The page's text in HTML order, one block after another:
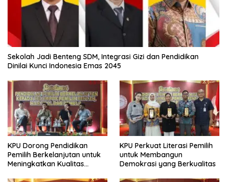
Sekolah Jadi Benteng SDM, Integrasi Gizi dan Pendidikan
Dinilai Kunci Indonesia Emas 2045
KPU Dorong Pendidikan
Pemilih Berkelanjutan untuk
Meningkatkan Kualitas
KPU Perkuat Literasi Pemilih
untuk Membangun
Demokrasi yang Berkualitas